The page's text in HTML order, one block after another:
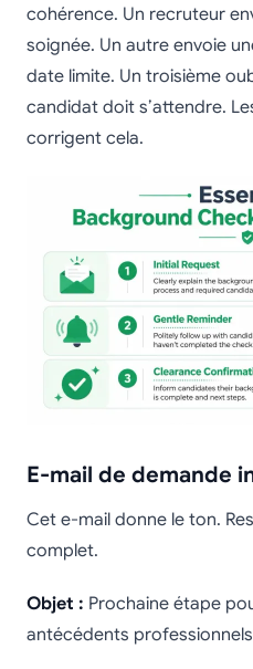
cohérence. Un recruteur
soignée. Un autre envoie
date limite. Un troisième
candidat doit s’attendre.
corrigent cela.
E-mail de demande
Cet e-mail donne le ton.
complet.
Objet : Prochaine étape
antécédents professionnels